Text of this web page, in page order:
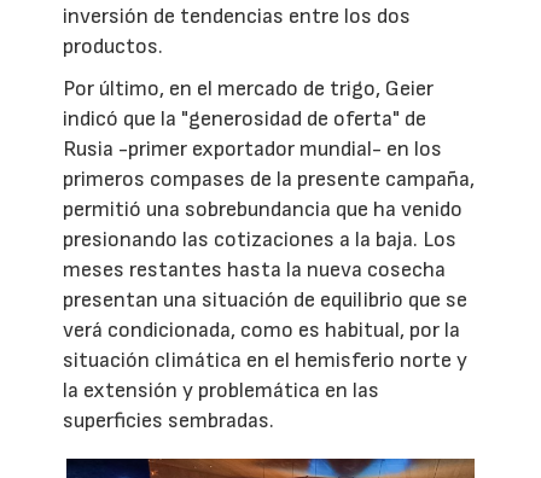
inversión de tendencias entre los dos
productos.
Por último, en el mercado de trigo, Geier
indicó que la "generosidad de oferta" de
Rusia -primer exportador mundial- en los
primeros compases de la presente campaña,
permitió una sobrebundancia que ha venido
presionando las cotizaciones a la baja. Los
meses restantes hasta la nueva cosecha
presentan una situación de equilibrio que se
verá condicionada, como es habitual, por la
situación climática en el hemisferio norte y
la extensión y problemática en las
superficies sembradas.